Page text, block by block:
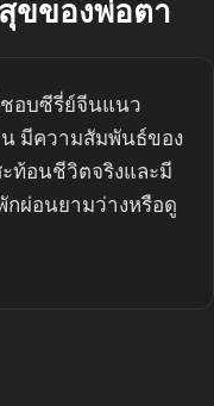
ขของพ่อตา
อบซีรี่ย์จีนแนว
มีความสัมพันธ์ของ
ท้อนชีวิตจริงและมี
กผ่อนยามว่างหรือดู